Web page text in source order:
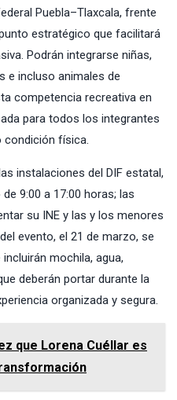
Puebla–Tlaxcala, frente
estratégico que facilitará
Podrán integrarse niñas,
e incluso animales de
competencia recreativa en
para todos los integrantes
condición física.
instalaciones del DIF estatal,
9:00 a 17:00 horas; las
su INE y las y los menores
evento, el 21 de marzo, se
mochila, agua,
deberán portar durante la
organizada y segura.
que Lorena Cuéllar es